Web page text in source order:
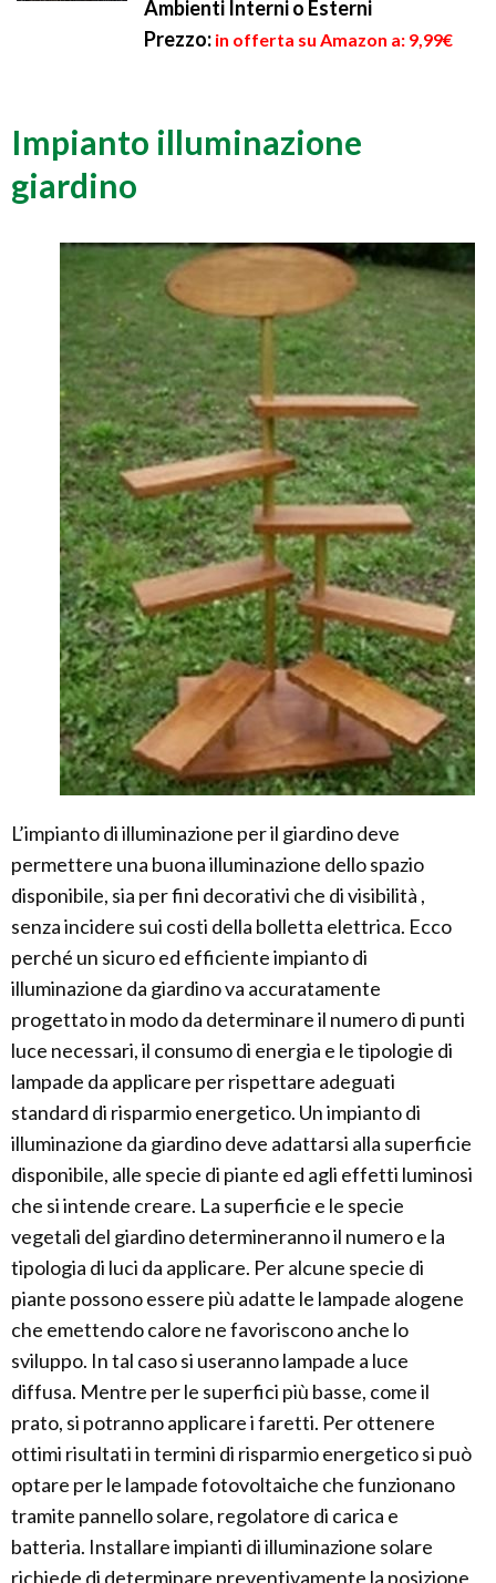
Ambienti Interni o Esterni
Prezzo: in offerta su Amazon a: 9,99€
Impianto illuminazione
giardino
L’impianto di illuminazione per il giardino deve
permettere una buona illuminazione dello spazio
disponibile, sia per fini decorativi che di visibilità ,
senza incidere sui costi della bolletta elettrica. Ecco
perché un sicuro ed efficiente impianto di
illuminazione da giardino va accuratamente
progettato in modo da determinare il numero di punti
luce necessari, il consumo di energia e le tipologie di
lampade da applicare per rispettare adeguati
standard di risparmio energetico. Un impianto di
illuminazione da giardino deve adattarsi alla superficie
disponibile, alle specie di piante ed agli effetti luminosi
che si intende creare. La superficie e le specie
vegetali del giardino determineranno il numero e la
tipologia di luci da applicare. Per alcune specie di
piante possono essere più adatte le lampade alogene
che emettendo calore ne favoriscono anche lo
sviluppo. In tal caso si useranno lampade a luce
diffusa. Mentre per le superfici più basse, come il
prato, si potranno applicare i faretti. Per ottenere
ottimi risultati in termini di risparmio energetico si può
optare per le lampade fotovoltaiche che funzionano
tramite pannello solare, regolatore di carica e
batteria. Installare impianti di illuminazione solare
richiede di determinare preventivamente la posizione